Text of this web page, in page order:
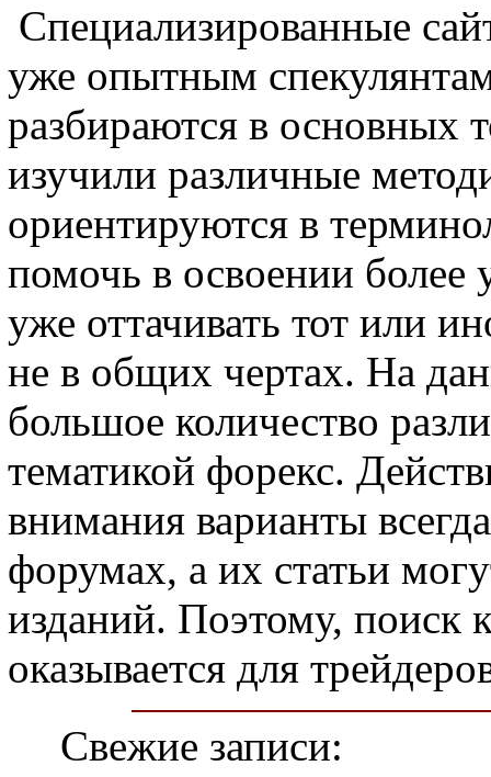
Специализированные
уже опытным
разбираются в основных
изучили различные
ориентируются в
помочь в освоении
уже оттачивать тот или
не в общих чертах. На
большое количество
тематикой форекс.
внимания варианты
форумах, а их статьи
изданий. Поэтому, поиск
оказывается для
Свежие записи: